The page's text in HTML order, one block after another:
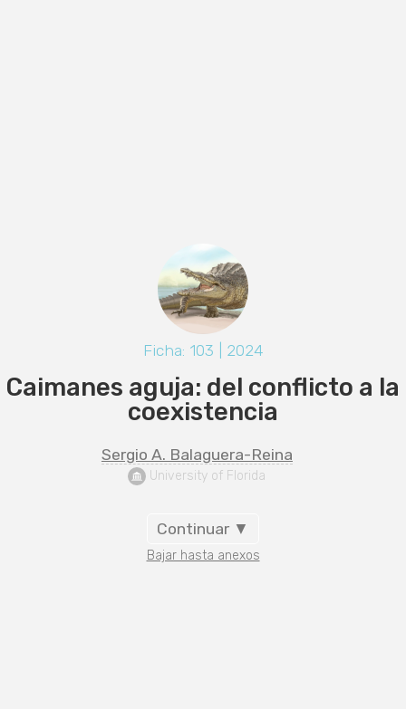
Ficha: 103 | 2024
Caimanes aguja: del conflicto a la
coexistencia
Sergio A. Balaguera-Reina
University of Florida
Continuar ▼
Bajar hasta anexos